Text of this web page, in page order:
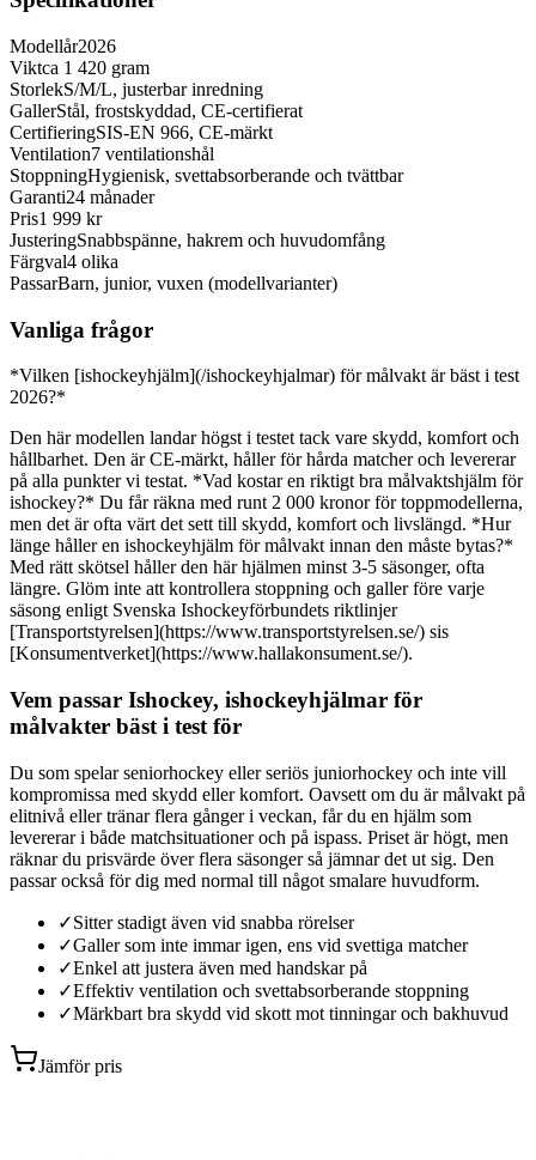
Modellår2026
Viktca 1 420 gram
StorlekS/M/L, justerbar inredning
GallerStål, frostskyddad, CE-certifierat
CertifieringSIS-EN 966, CE-märkt
Ventilation7 ventilationshål
StoppningHygienisk, svettabsorberande och tvättbar
Garanti24 månader
Pris1 999 kr
JusteringSnabbspänne, hakrem och huvudomfång
Färgval4 olika
PassarBarn, junior, vuxen (modellvarianter)
Vanliga frågor
*Vilken [ishockeyhjälm](/ishockeyhjalmar) för målvakt är bäst i test
2026?*
Den här modellen landar högst i testet tack vare skydd, komfort och
hållbarhet. Den är CE-märkt, håller för hårda matcher och levererar
på alla punkter vi testat. *Vad kostar en riktigt bra målvaktshjälm för
ishockey?* Du får räkna med runt 2 000 kronor för toppmodellerna,
men det är ofta värt det sett till skydd, komfort och livslängd. *Hur
länge håller en ishockeyhjälm för målvakt innan den måste bytas?*
Med rätt skötsel håller den här hjälmen minst 3-5 säsonger, ofta
längre. Glöm inte att kontrollera stoppning och galler före varje
säsong enligt Svenska Ishockeyförbundets riktlinjer
[Transportstyrelsen](https://www.transportstyrelsen.se/) sis
[Konsumentverket](https://www.hallakonsument.se/).
Vem passar Ishockey, ishockeyhjälmar för
målvakter bäst i test för
Du som spelar seniorhockey eller seriös juniorhockey och inte vill
kompromissa med skydd eller komfort. Oavsett om du är målvakt på
elitnivå eller tränar flera gånger i veckan, får du en hjälm som
levererar i både matchsituationer och på ispass. Priset är högt, men
räknar du prisvärde över flera säsonger så jämnar det ut sig. Den
passar också för dig med normal till något smalare huvudform.
✓Sitter stadigt även vid snabba rörelser
✓Galler som inte immar igen, ens vid svettiga matcher
✓Enkel att justera även med handskar på
✓Effektiv ventilation och svettabsorberande stoppning
✓Märkbart bra skydd vid skott mot tinningar och bakhuvud
Jämför pris